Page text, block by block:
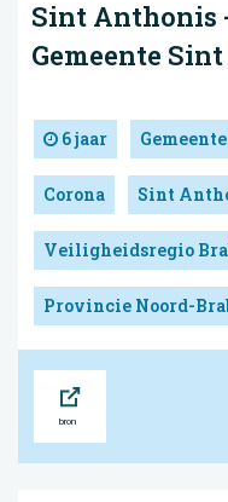
Sint Anthonis
Gemeente
6 jaar Gemeente
Corona Sint
Veiligheidsregio
Provincie Noord-